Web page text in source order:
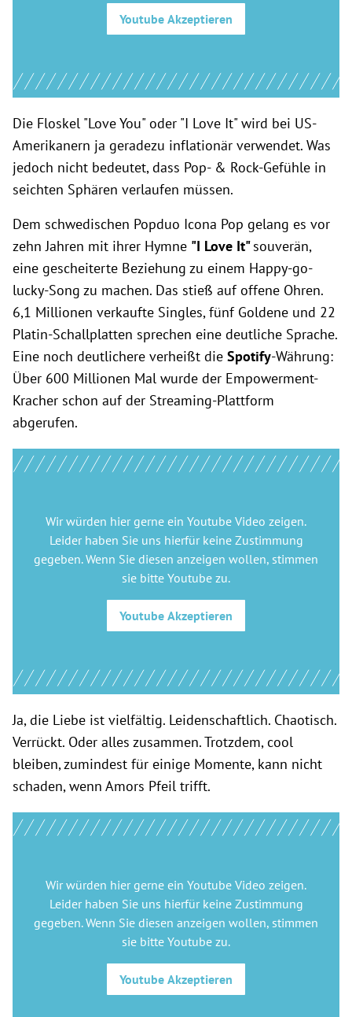
Youtube Akzeptieren
Die Floskel "Love You" oder "I Love It" wird bei US-
Amerikanern ja geradezu inflationär verwendet. Was
jedoch nicht bedeutet, dass Pop- & Rock-Gefühle in
seichten Sphären verlaufen müssen.
Dem schwedischen Popduo Icona Pop gelang es vor
zehn Jahren mit ihrer Hymne "I Love It"souverän,
eine gescheiterte Beziehung zu einem Happy-go-
lucky-Song zu machen. Das stieß auf offene Ohren.
6,1 Millionen verkaufte Singles, fünf Goldene und 22
Platin-Schallplatten sprechen eine deutliche Sprache.
Eine noch deutlichere verheißt die Spotify-Währung:
Über 600 Millionen Mal wurde der Empowerment-
Kracher schon auf der Streaming-Plattform
abgerufen.
Wir würden hier gerne ein Youtube Video zeigen.
Leider haben Sie uns hierfür keine Zustimmung
gegeben. Wenn Sie diesen anzeigen wollen, stimmen
sie bitte Youtube zu.
Youtube Akzeptieren
Ja, die Liebe ist vielfältig. Leidenschaftlich. Chaotisch.
Verrückt. Oder alles zusammen. Trotzdem, cool
bleiben, zumindest für einige Momente, kann nicht
schaden, wenn Amors Pfeil trifft.
Wir würden hier gerne ein Youtube Video zeigen.
Leider haben Sie uns hierfür keine Zustimmung
gegeben. Wenn Sie diesen anzeigen wollen, stimmen
sie bitte Youtube zu.
Youtube Akzeptieren